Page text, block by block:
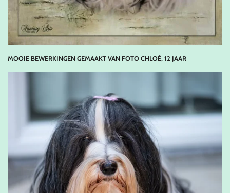
MOOIE BEWERKINGEN GEMAAKT VAN FOTO CHLOÉ, 12 JAAR